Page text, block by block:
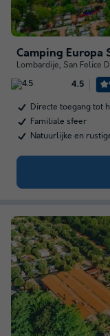
Camping Europa
Lombardije, San Felice
4.5
Directe toegang tot
Familiale sfeer
Natuurlijke en